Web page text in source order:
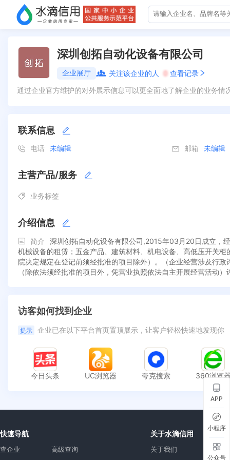
深圳创拓自动化设备有限公司
企业展厅 关注该企业的人 0 查看记录
通过企业官方维护的对外展示信息可以更全面地了解企业的业务
联系信息
电话 未编辑 邮箱 未编辑
主营产品/服务
业务标签
介绍信息
简介
深圳创拓自动化设备有限公司,2015年03月20日成立，
机械设备的租赁；五金产品、建筑材料、机电设备、高低压开关
院决定规定在登记前须经批准的项目除外）。（企业经营涉及行
（除依法须经批准的项目外，凭营业执照依法自主开展经营活动
访客如何找到企业
提示 企业已在以下平台首页置顶展示，让客户轻松快速地发现你
今日头条 UC浏览器 夸克搜索 360浏览
快速导航
查企业 高级查询
关于水滴信用
关于我们
APP
小程序
公众号